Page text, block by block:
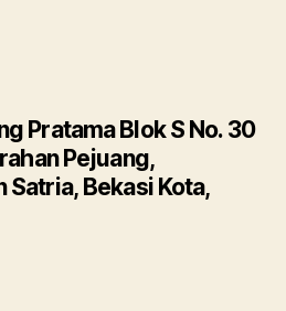
Pratama Blok S No. 30
Pejuang,
Satria, Bekasi Kota,